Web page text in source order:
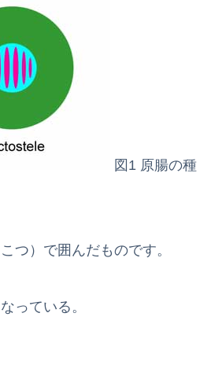
図1 原腸の種
つ）で囲んだものです。
っている。